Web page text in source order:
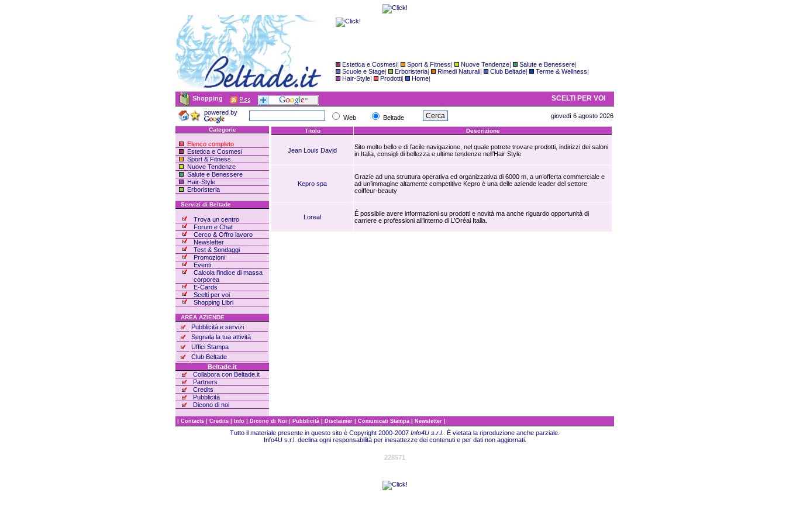
Estetica e Cosmesi| Sport & Fitness| Nuove Tendenze| Salute e Benessere|
Scuole e Stage| Erboristeria| Rimedi Naturali| Club Beltade| Terme & Wellness|
Hair-Style| Prodotti| Home|
Shopping SCELTI PER VOI
powered by
Web Beltade giovedì 6 agosto 2026
Categorie
Elenco completo
Estetica e Cosmesi
Sport & Fitness
Nuove Tendenze
Salute e Benessere
Hair-Style
Erboristeria
Servizi di Beltade
Trova un centro
Forum e Chat
Cerco & Offro lavoro
Newsletter
Test & Sondaggi
Promozioni
Eventi
Calcola l'indice di massa
corporea
E-Cards
Scelti per voi
Shopping Libri
AREA AZIENDE
Pubblicità e servizi
Segnala la tua attività
Uffici Stampa
Club Beltade
Beltade.it
Collabora con Beltade.it
Partners
Credits
Pubblicità
Dicono di noi
Titolo Descrizione
Jean Louis David
Sito molto bello e di facile navigazione, nel quale potrete trovare prodotti, indirizzi dei saloni
in Italia, consigli di bellezza e ultime tendenze nell’Hair Style
Kepro spa
Grazie ad una struttura operativa ed organizzativa di 6000 m, a un’offerta commerciale e
ad un’immagine altamente competitive Kepro è una delle aziende leader del settore
coiffeur-beauty
Loreal
É possibile avere informazioni su prodotti e novità ma anche riguardo opportunità di
carriere e professioni all’interno di L’Oréal Italia.
| Contacts | Credits | Info | Dicono di Noi | Pubblicità | Disclaimer | Comunicati Stampa | Newsletter |
Tutto il materiale presente in questo sito è Copyright 2000-2007 Info4U s.r.l.
. È vietata la riproduzione anche parziale.
Info4U s.r.l. declina ogni responsabilità per inesattezze dei contenuti e per dati non aggiornati.
228571